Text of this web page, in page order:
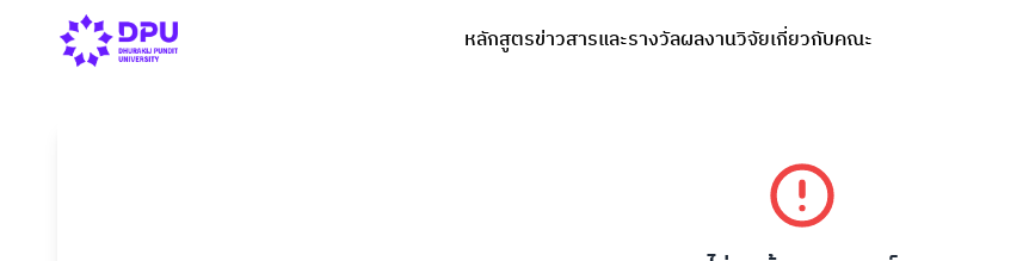
หลักสูตรข่าวสารและรางวัลผลงานวิจัยเกี่ยวกับคณะ